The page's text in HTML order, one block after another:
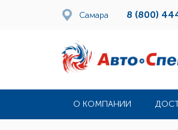
Самара 8 (800)
О КОМПАНИИ